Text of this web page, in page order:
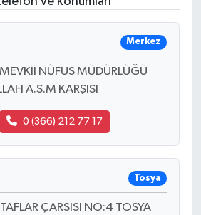
Merkez
NÜFUS MÜDÜRLÜĞÜ
A.S.M KARŞISI
0 (366) 212 77 17
Tosya
ÇARSISI NO:4 TOSYA